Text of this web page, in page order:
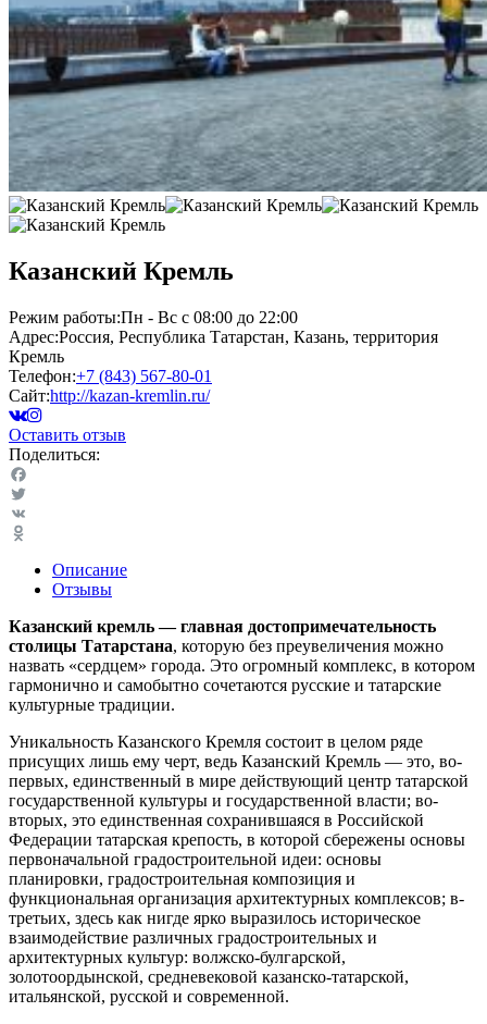
Казанский Кремль
Режим работы:Пн - Вс c 08:00 до 22:00
Адрес:Россия, Республика Татарстан, Казань, территория
Кремль
Телефон:+7 (843) 567-80-01
Сайт:http://kazan-kremlin.ru/
Оставить отзыв
Поделиться:
Facebook
Twitter
VK
Описание
Отзывы
Казанский кремль — главная достопримечательность
столицы Татарстана, которую без преувеличения можно
назвать «сердцем» города. Это огромный комплекс, в котором
гармонично и самобытно сочетаются русские и татарские
культурные традиции.
Уникальность Казанского Кремля состоит в целом ряде
присущих лишь ему черт, ведь Казанский Кремль — это, во-
первых, единственный в мире действующий центр татарской
государственной культуры и государственной власти; во-
вторых, это единственная сохранившаяся в Российской
Федерации татарская крепость, в которой сбережены основы
первоначальной градостроительной идеи: основы
планировки, градостроительная композиция и
функциональная организация архитектурных комплексов; в-
третьих, здесь как нигде ярко выразилось историческое
взаимодействие различных градостроительных и
архитектурных культур: волжско-булгарской,
золотоордынской, средневековой казанско-татарской,
итальянской, русской и современной.